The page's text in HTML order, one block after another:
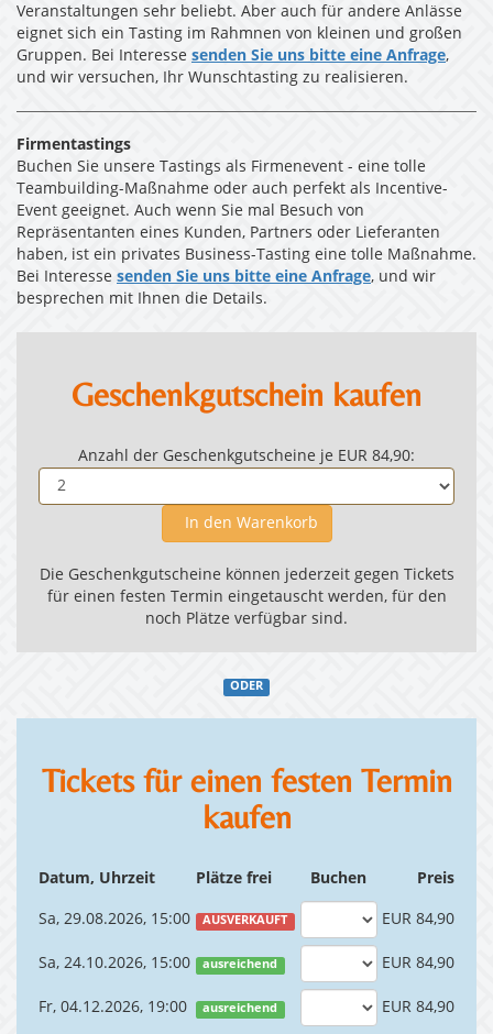
Veranstaltungen sehr beliebt. Aber auch für andere Anlässe
eignet sich ein Tasting im Rahmnen von kleinen und großen
Gruppen. Bei Interesse senden Sie uns bitte eine Anfrage,
und wir versuchen, Ihr Wunschtasting zu realisieren.
Firmentastings
Buchen Sie unsere Tastings als Firmenevent - eine tolle
Teambuilding-Maßnahme oder auch perfekt als Incentive-
Event geeignet. Auch wenn Sie mal Besuch von
Repräsentanten eines Kunden, Partners oder Lieferanten
haben, ist ein privates Business-Tasting eine tolle Maßnahme.
Bei Interesse senden Sie uns bitte eine Anfrage, und wir
besprechen mit Ihnen die Details.
Geschenkgutschein kaufen
Anzahl der Geschenkgutscheine je EUR 84,90:
In den Warenkorb
Die Geschenkgutscheine können jederzeit gegen Tickets
für einen festen Termin eingetauscht werden, für den
noch Plätze verfügbar sind.
ODER
Tickets für einen festen Termin
kaufen
Datum, Uhrzeit Plätze frei Buchen Preis
Sa, 29.08.2026, 15:00 AUSVERKAUFT EUR 84,90
Sa, 24.10.2026, 15:00 ausreichend EUR 84,90
Fr, 04.12.2026, 19:00 ausreichend EUR 84,90